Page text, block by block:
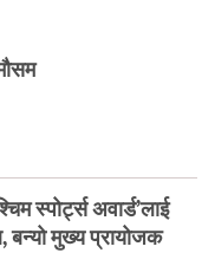
स्पोर्ट्स अवार्ड’लाई
बन्यो मुख्य प्रायोजक